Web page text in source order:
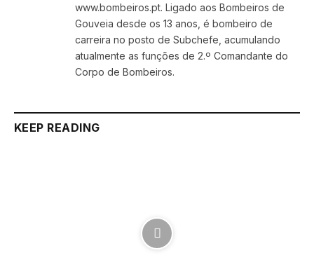
www.bombeiros.pt. Ligado aos Bombeiros de
Gouveia desde os 13 anos, é bombeiro de
carreira no posto de Subchefe, acumulando
atualmente as funções de 2.º Comandante do
Corpo de Bombeiros.
KEEP READING